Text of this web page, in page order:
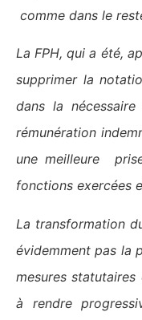
comme dans le
La FPH, qui a été,
supprimer la
dans la
rémunération
une meilleure
fonctions exercées
La transformation
évidemment pas la
mesures
à rendre